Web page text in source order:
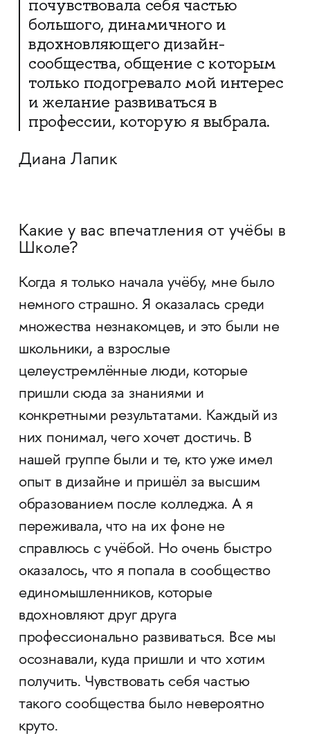
почувствовала себя частью
большого, динамичного и
вдохновляющего дизайн-
сообщества, общение с которым
только подогревало мой интерес
и желание развиваться в
профессии, которую я выбрала.
Диана Лапик
Какие у вас впечатления от учёбы в
Школе?
Когда я только начала учёбу, мне было
немного страшно. Я оказалась среди
множества незнакомцев, и это были не
школьники, а взрослые
целеустремлённые люди, которые
пришли сюда за знаниями и
конкретными результатами. Каждый из
них понимал, чего хочет достичь. В
нашей группе были и те, кто уже имел
опыт в дизайне и пришёл за высшим
образованием после колледжа. А я
переживала, что на их фоне не
справлюсь с учёбой. Но очень быстро
оказалось, что я попала в сообщество
единомышленников, которые
вдохновляют друг друга
профессионально развиваться. Все мы
осознавали, куда пришли и что хотим
получить. Чувствовать себя частью
такого сообщества было невероятно
круто.